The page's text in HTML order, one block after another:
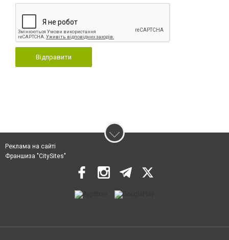
Відправити
Реклама на сайті
Франшиза "CitySites"